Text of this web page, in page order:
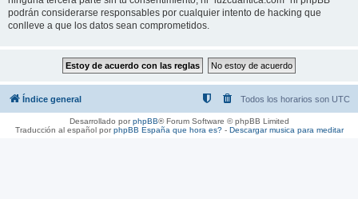
podrán considerarse responsables por cualquier intento de hacking que
conlleve a que los datos sean comprometidos.
Índice general Todos los horarios son UTC
Desarrollado porphpBB® Forum Software © phpBB Limited
Traducción al español porphpBB España que hora es?- Descargar musica para meditar